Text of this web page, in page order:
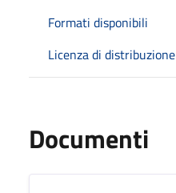
Formati disponibili
Licenza di distribuzione
Documenti